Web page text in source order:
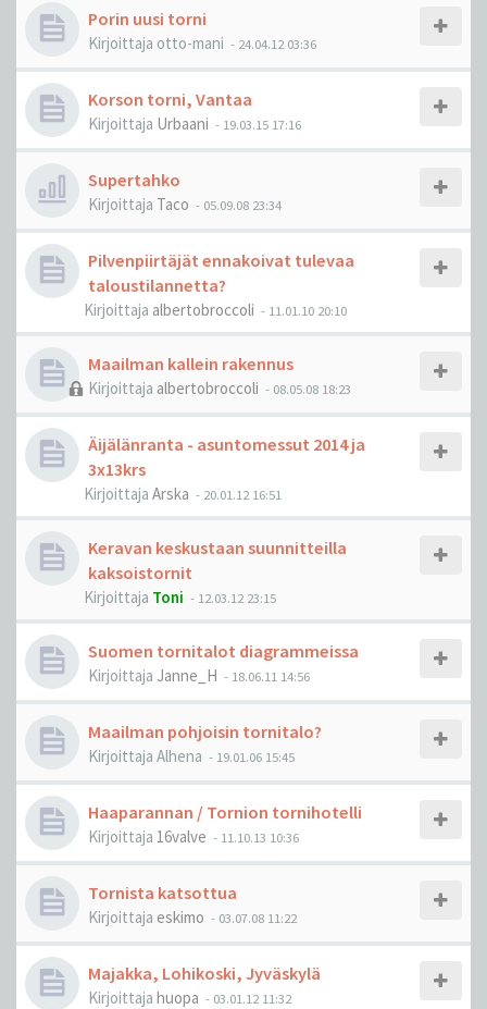
Porin uusi torni
Kirjoittaja otto-mani - 24.04.12 03:36
Korson torni, Vantaa
Kirjoittaja Urbaani - 19.03.15 17:16
Supertahko
Kirjoittaja Taco - 05.09.08 23:34
Pilvenpiirtäjät ennakoivat tulevaa
taloustilannetta?
Kirjoittaja albertobroccoli - 11.01.10 20:10
Maailman kallein rakennus
Kirjoittaja albertobroccoli - 08.05.08 18:23
Äijälänranta - asuntomessut 2014 ja
3x13krs
Kirjoittaja Arska - 20.01.12 16:51
Keravan keskustaan suunnitteilla
kaksoistornit
Kirjoittaja Toni - 12.03.12 23:15
Suomen tornitalot diagrammeissa
Kirjoittaja Janne_H - 18.06.11 14:56
Maailman pohjoisin tornitalo?
Kirjoittaja Alhena - 19.01.06 15:45
Haaparannan / Tornion tornihotelli
Kirjoittaja 16valve - 11.10.13 10:36
Tornista katsottua
Kirjoittaja eskimo - 03.07.08 11:22
Majakka, Lohikoski, Jyväskylä
Kirjoittaja huopa - 03.01.12 11:32